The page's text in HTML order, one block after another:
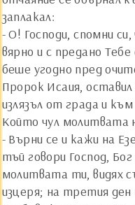
заплакал:
- О! Господи, спомни
вярно и с предано
беше угодно пред
Пророк Исаия,
излязъл от града и
Който чул молитвата
- Върни се и кажи на
тъй говори Господ,
молитвата ти, видях
изцеря; на третия